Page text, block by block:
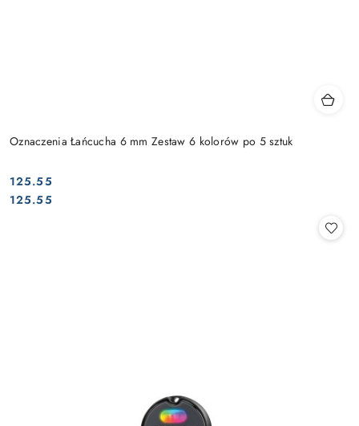
Oznaczenia Łańcucha 6 mm Zestaw 6 kolorów po 5 sztuk
Cena:
125.55
Cena:
125.55